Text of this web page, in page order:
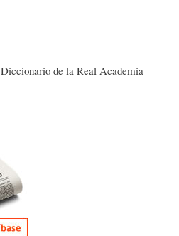
de la Real Academia